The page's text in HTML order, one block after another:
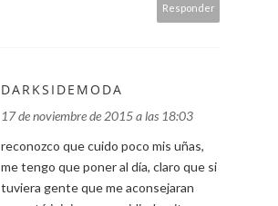
Responder
DARKSIDEMODA
17 de noviembre de 2015 a las 18:03
reconozco que cuido poco mis uñas,
me tengo que poner al día, claro que si
tuviera gente que me aconsejaran